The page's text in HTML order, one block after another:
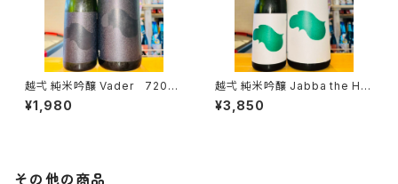
越弌 純米吟醸 Vader 720ml
１本（株式会社越後鶴亀・新潟県
新潟市西蒲区竹野町）
¥1,980
越弌 純米吟醸 Jabba the H
1800ml１本（株式会社越後鶴
亀・新潟県新潟市西蒲区竹野
¥3,850
その他の商品